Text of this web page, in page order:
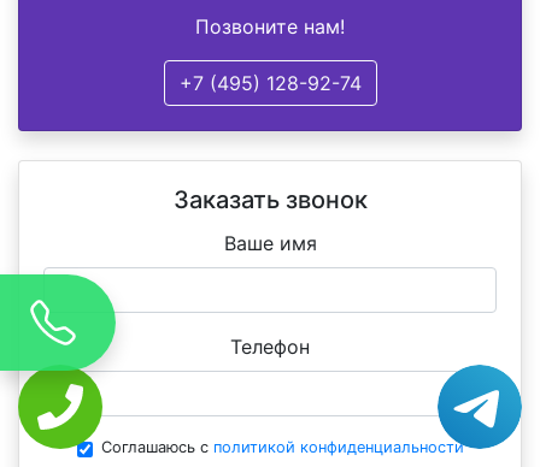
Позвоните нам!
+7 (495) 128-92-74
Заказать звонок
Ваше имя
Телефон
Соглашаюсь с политикой конфиденциальности